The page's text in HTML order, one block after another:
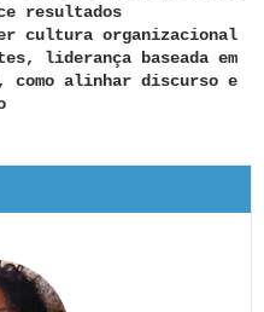
resultados
cultura organizacional
liderança baseada em
como alinhar discurso e